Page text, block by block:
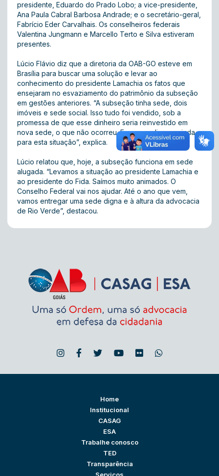
presidente, Eduardo do Prado Lobo; a vice-presidente,
Ana Paula Cabral Barbosa Andrade; e o secretário-geral,
Fabrício Eder Carvalhais. Os conselheiros federais
Valentina Jungmann e Marcello Terto e Silva estiveram
presentes.
Lúcio Flávio diz que a diretoria da OAB-GO esteve em
Brasília para buscar uma solução e levar ao
conhecimento do presidente Lamachia os fatos que
ensejaram no esvaziamento do patrimônio da subseção
em gestões anteriores. “A subseção tinha sede, dois
imóveis e sede social. Isso tudo foi vendido, sob a
promessa de que esse dinheiro seria reinvestido em
nova sede, o que não ocorreu. Fomos pedir uma ajuda
para esta situação”, explica.
Lúcio relatou que, hoje, a subseção funciona em sede
alugada. “Levamos a situação ao presidente Lamachia e
ao presidente do Fida. Saímos muito animados. O
Conselho Federal vai nos ajudar. Até o ano que vem,
vamos entregar uma sede digna e à altura da advocacia
de Rio Verde”, destacou.
Home
Institucional
CASAG
ESA
Trabalhe conosco
TED
Transparência